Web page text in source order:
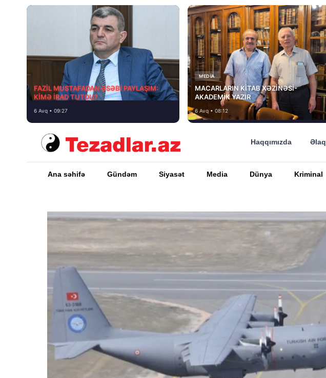
FAZİL MUSTAFADAN ƏSƏBİ PAYLAŞIM:
KİMƏ İRAD TUTDU?
6 Avq • 09:27
MEDİA
MACARLARIN KİTAB XƏZİNƏSİ-
AKADEMİK YAZIR
6 Avq • 08:12
Haqqımızda
Ana səhifə Gündəm Siyasət Media Dünya Kriminal